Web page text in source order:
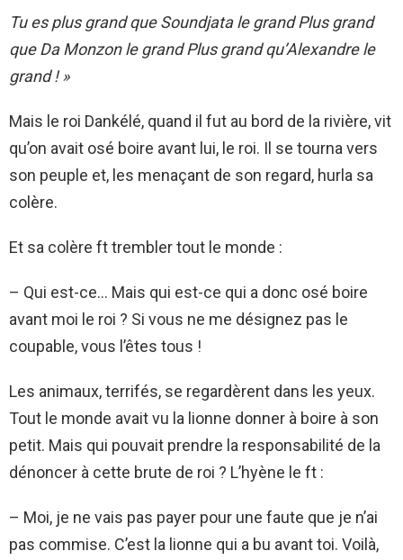
Tu es plus grand que Soundjata le grand Plus grand
que Da Monzon le grand Plus grand qu’Alexandre le
grand ! »
Mais le roi Dankélé, quand il fut au bord de la rivière, vit
qu’on avait osé boire avant lui, le roi. Il se tourna vers
son peuple et, les menaçant de son regard, hurla sa
colère.
Et sa colère ft trembler tout le monde :
– Qui est-ce… Mais qui est-ce qui a donc osé boire
avant moi le roi ? Si vous ne me désignez pas le
coupable, vous l’êtes tous !
Les animaux, terrifés, se regardèrent dans les yeux.
Tout le monde avait vu la lionne donner à boire à son
petit. Mais qui pouvait prendre la responsabilité de la
dénoncer à cette brute de roi ? L’hyène le ft :
– Moi, je ne vais pas payer pour une faute que je n’ai
pas commise. C’est la lionne qui a bu avant toi. Voilà,